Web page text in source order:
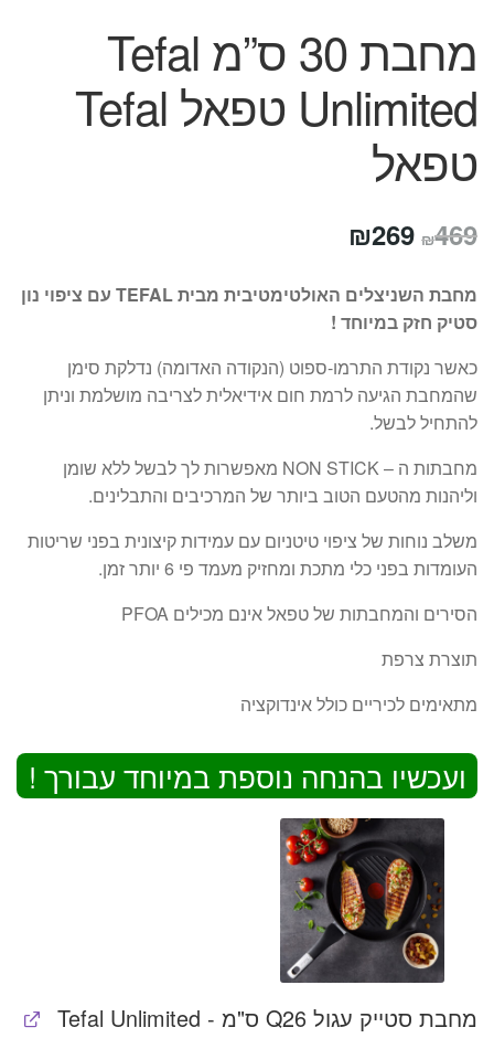
מחבת 30 ס”מ Tefal
Unlimited טפאל Tefal
טפאל
₪469 המחיר
היה:
₪269
הוא:
מחבת השניצלים האולטימטיבית מבית TEFAL עם ציפוי נון
סטיק חזק במיוחד !
כאשר נקודת התרמו-ספוט (הנקודה האדומה) נדלקת סימן
שהמחבת הגיעה לרמת חום אידיאלית לצריבה מושלמת וניתן
להתחיל לבשל.
מחבתות ה – NON STICK מאפשרות לך לבשל ללא שומן
וליהנות מהטעם הטוב ביותר של המרכיבים והתבלינים.
משלב נוחות של ציפוי טיטניום עם עמידות קיצונית בפני שריטות
העומדות בפני כלי מתכת ומחזיק מעמד פי 6 יותר זמן.
הסירים והמחבתות של טפאל אינם מכילים PFOA
תוצרת צרפת
מתאימים לכיריים כולל אינדוקציה
ועכשיו בהנחה נוספת במיוחד עבורך !
מחבת סטייק עגול Q26 ס"מ - Tefal Unlimited